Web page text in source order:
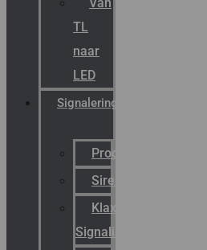
TL
naar
LED
Signalering
Productcatalogus
Sirena
Klaxon
Signaling